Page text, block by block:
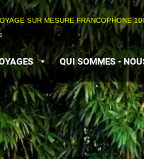
SUR MESURE FRANCOPHONE
QUI SOMMES -